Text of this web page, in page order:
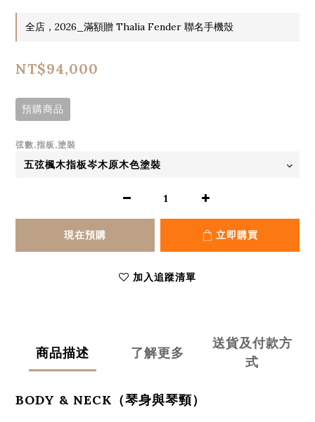
全店，2026_滿額贈 Thalia Fender 聯名手機殼
NT$94,000
預購商品
弦數,指板,塗裝
現在預購 立即購買
加入追蹤清單
商品描述 了解更多
送貨及付款方
式
BODY & NECK（琴身與琴頸）